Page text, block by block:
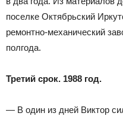
поселке Октябрьский
ремонтно-механический
полгода.
Третий срок. 1988 год.
— В один из дней Виктор